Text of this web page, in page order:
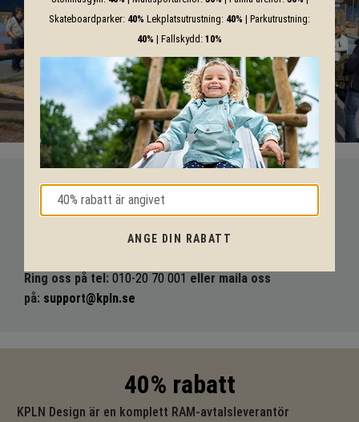
VI HJÄLPER DIG HELA VÄGEN!
Med vår mångåriga kunskap från produkter till säkerhet och
Ring oss på tel: 010-20 70 001 eller maila oss
på: support@kpln.se
40% rabatt
KPLN Design är en komplett RAM-avtalsleverantör
Skateboardparker: 40% Lekplatsutrustning: 40% | Parkutrustning:
40% | Fallskydd: 10%
ANGE DIN RABATT